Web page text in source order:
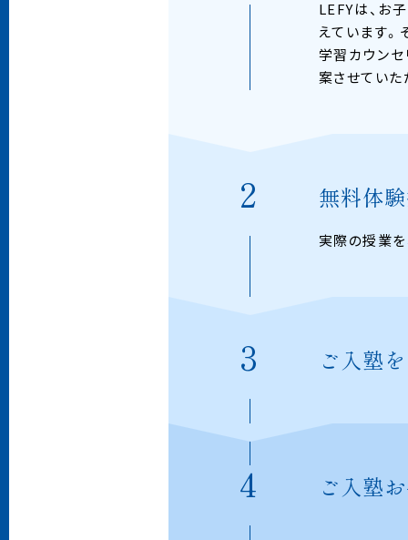
LEFYは、お
えています
学習カウン
案させていた
無料体
実際の授業
ご入塾
ご入塾